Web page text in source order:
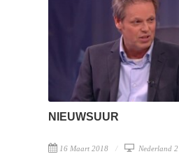
NIEUWSUUR
16 Maart 2018 Nederland 2